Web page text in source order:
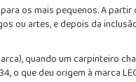
os mais pequenos. A
ou artes, e depois da
quando um carpinteiro
que deu origem à marca